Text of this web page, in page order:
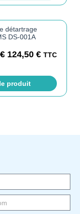
détartrage
DS-001A
€ 124,50€ TTC
produit